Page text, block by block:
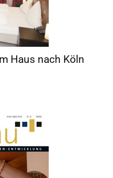
Haus nach Köln